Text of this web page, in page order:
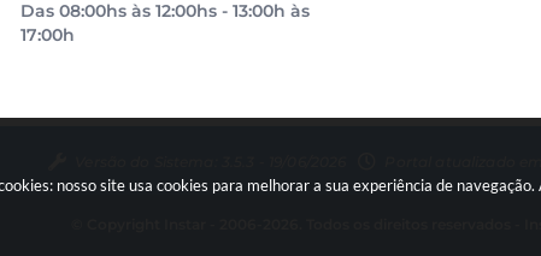
nosso site usa cookies para melhorar a sua experiência de
Das 08:00hs às 12:00hs - 13:00h às
17:00h